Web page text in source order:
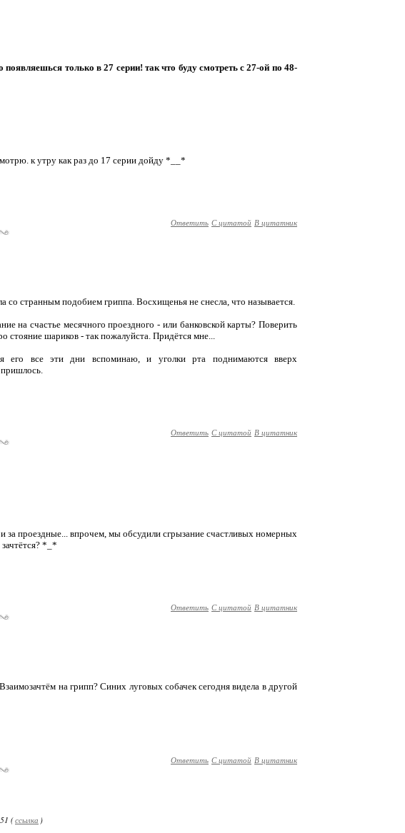
появляешься только в 27 серии! так что буду смотреть с 27-ой по 48-
к утру как раз до 17 серии дойду *__*
Ответить С цитатой В цитатник
со странным подобием гриппа. Восхищенья не снесла, что называется.
на счастье месячного проездного - или банковской карты? Поверить
стояние шариков - так пожалуйста. Придётся мне...
все эти дни вспоминаю, и уголки рта поднимаются вверх
пришлось.
Ответить С цитатой В цитатник
за проездные... впрочем, мы обсудили сгрызание счастливых номерных
*_*
Ответить С цитатой В цитатник
на грипп? Синих луговых собачек сегодня видела в другой
Ответить С цитатой В цитатник
(ссылка )